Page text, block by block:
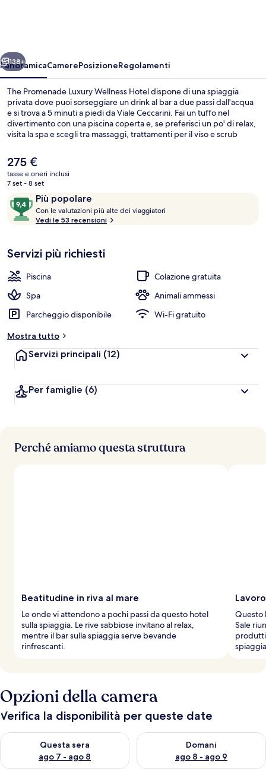
Avanti
138+
PanoramicaCamerePosizioneRegolamenti
The Promenade Luxury Wellness Hotel dispone di una spiaggia
privata dove puoi sorseggiare un drink al bar a due passi dall'acqua
e si trova a 5 minuti a piedi da Viale Ceccarini. Fai un tuffo nel
divertimento con una piscina coperta e, se preferisci un po' di relax,
visita la spa e scegli tra massaggi, trattamenti per il viso e scrub
sorseggiare una bibita fresca. Gli altri punti di forza di questo hotel
di lusso sono una terrazza panoramica, un bar a bordo piscina e un
centro fitness.
Il
prezzo
attuale
275 €
275 €
tasse e oneri inclusi
7 set - 8 set
RecensioniPiù popolare
9,4
su
10,
popolare
Con le valutazioni più alte dei viaggiatori
a
u
z
a
a
t
o
Vedi le 53 recensioni
Servizi più richiesti
Piscina
Colazione gratuita
Spa
Animali ammessi
Parcheggio disponibile
Wi-Fi gratuito
Mostra tutto
Servizi principali (12)
Per famiglie (6)
Perché amiamo questa struttura
Beatitudine in riva al mare
Le onde vi attendono a pochi passi da questo hotel
sulla spiaggia. Le rive sabbiose invitano al relax,
mentre il bar sulla spiaggia serve bevande
rinfrescanti.
Questo
Sale
Opzioni della camera
Verifica la disponibilità per queste date
Questa sera
ago 7 - ago 8
Verifica la disponibilità per questa sera, ago 7 - ago 8
Domani
ago 8 - ago 9
Verifica la disponibilità per